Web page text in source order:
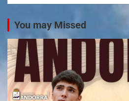
You may Missed